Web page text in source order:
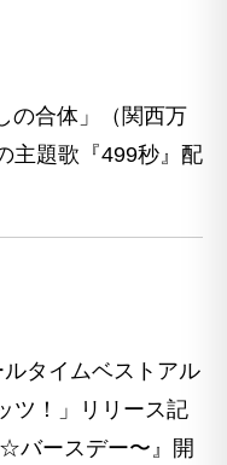
の合体」（関西万
主題歌『499秒』配
タイムベストアル
ツ！」リリース記
バースデー〜』開